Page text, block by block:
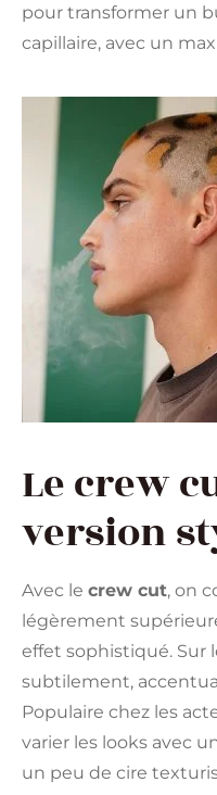
pour transformer un
capillaire, avec un
Le crew
version
Avec le crew cut, on
légèrement
effet sophistiqué. Sur
subtilement,
Populaire chez les
varier les looks avec
un peu de cire